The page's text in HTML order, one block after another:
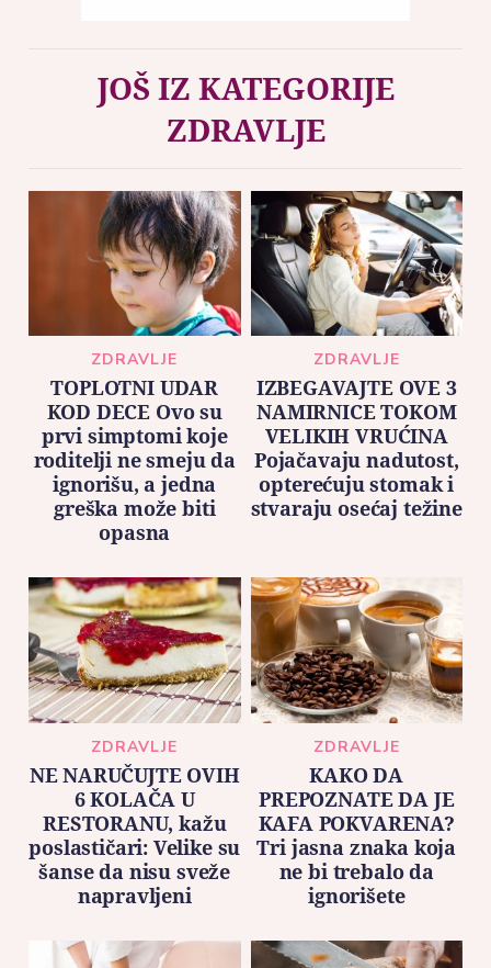
JOŠ IZ KATEGORIJE
ZDRAVLJE
ZDRAVLJE
TOPLOTNI UDAR
KOD DECE Ovo su
prvi simptomi koje
roditelji ne smeju da
ignorišu, a jedna
greška može biti
opasna
ZDRAVLJE
IZBEGAVAJTE OVE 3
NAMIRNICE TOKOM
VELIKIH VRUĆINA
Pojačavaju nadutost,
opterećuju stomak i
stvaraju osećaj težine
ZDRAVLJE
NE NARUČUJTE OVIH
6 KOLAČA U
RESTORANU, kažu
poslastičari: Velike su
šanse da nisu sveže
napravljeni
ZDRAVLJE
KAKO DA
PREPOZNATE DA JE
KAFA POKVARENA?
Tri jasna znaka koja
ne bi trebalo da
ignorišete